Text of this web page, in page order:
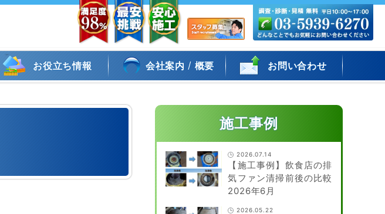
お役立ち情報 会社案内 / 概要 お問い合わせ
施工事例
2026.07.14
【施工事例】飲食店の排
気ファン清掃前後の比較
2026年6月
2026.05.22